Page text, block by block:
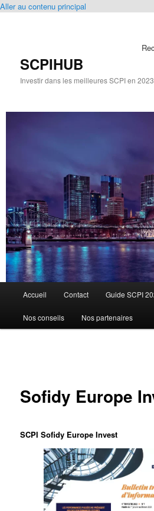
Aller au contenu principal
SCPIHUB
Investir dans les meilleures SCPI en 2023
principal
Accueil Contact Guide SCPI
Nos conseils Nos partenaires
Sofidy Europe
SCPI Sofidy Europe Invest